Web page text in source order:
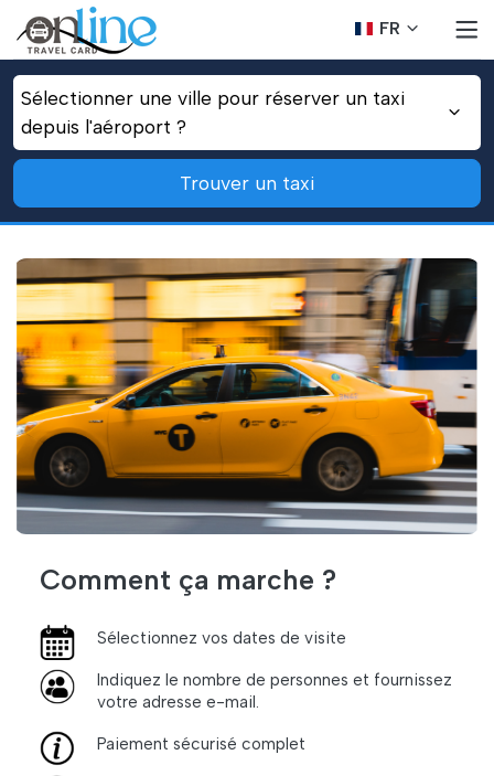
FR
Sélectionner une ville pour réserver un taxi
depuis l'aéroport ?
Trouver un taxi
Comment ça marche ?
Sélectionnez vos dates de visite
Indiquez le nombre de personnes et fournissez
votre adresse e-mail.
Paiement sécurisé complet